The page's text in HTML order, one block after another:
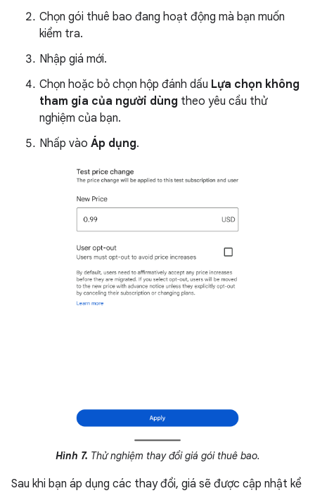
Chọn gói thuê bao đang hoạt động mà bạn muốn
kiểm tra.
Nhập giá mới.
Chọn hoặc bỏ chọn hộp đánh dấu Lựa chọn không
tham gia của người dùng theo yêu cầu thử
nghiệm của bạn.
Nhấp vào Áp dụng.
Hình 7. Thử nghiệm thay đổi giá gói thuê bao.
Sau khi bạn áp dụng các thay đổi, giá sẽ được cập nhật kể